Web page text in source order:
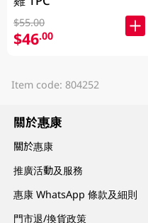
$55.00
$46.00
Item code: 804252
關於惠康
關於惠康
推廣活動及服務
惠康 WhatsApp 條款及細則
門市退/換貨政策